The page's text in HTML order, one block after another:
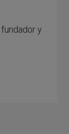
fundador y